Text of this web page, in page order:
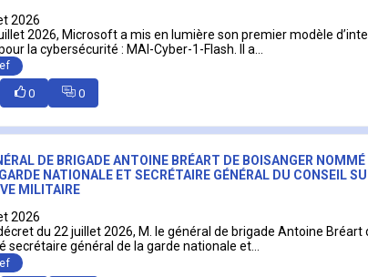
2026
2026, Microsoft a mis en lumière son premier modèle
la cybersécurité : MAI-Cyber-1-Flash. Il a...
0 0
DE BRIGADE ANTOINE BRÉART DE BOISANGER
NATIONALE ET SECRÉTAIRE GÉNÉRAL DU CONSEIL
MILITAIRE
2026
du 22 juillet 2026, M. le général de brigade Antoine Bréart
secrétaire général de la garde nationale et...